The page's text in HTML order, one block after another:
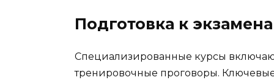
Подготовка к
Специализированные курсы
тренировочные проговоры.